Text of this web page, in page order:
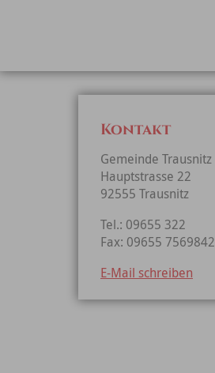
Kontakt
Gemeinde Trausnitz
Hauptstrasse 22
92555 Trausnitz
Tel.: 09655 322
Fax: 09655 7569842
E-Mail schreiben